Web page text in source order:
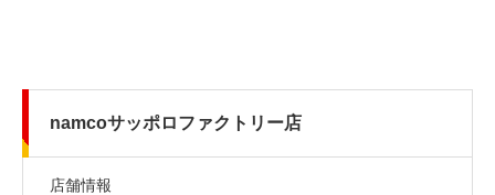
namcoサッポロファクトリー店
店舗情報